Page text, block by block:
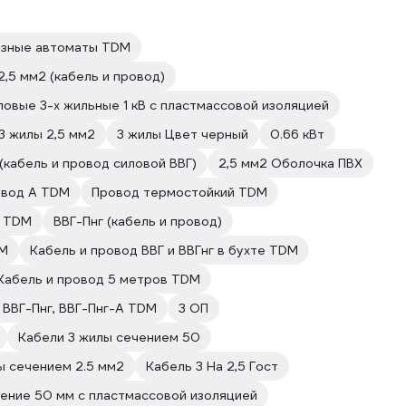
автоматы TDM
мм2 (кабель и провод)
3-х жильные 1 кВ с пластмассовой изоляцией
жилы 2,5 мм2
3 жилы Цвет черный
0.66 кВт
и провод силовой ВВГ)
2,5 мм2 Оболочка ПВХ
А TDM
Провод термостойкий TDM
ВВГ-Пнг (кабель и провод)
Кабель и провод ВВГ и ВВГнг в бухте TDM
и провод 5 метров TDM
Пнг, ВВГ-Пнг-А TDM
3 ОП
Кабели 3 жилы сечением 50
сечением 2.5 мм2
Кабель 3 На 2,5 Гост
50 мм с пластмассовой изоляцией